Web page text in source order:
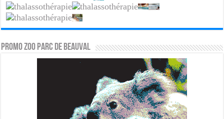
PROMO ZOO PARC DE BEAUVAL